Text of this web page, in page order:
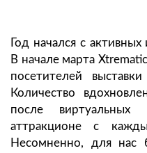
Год начался с
В начале марта
посетителей выставки
Количество
после
аттракционе с
Несомненно, для нас